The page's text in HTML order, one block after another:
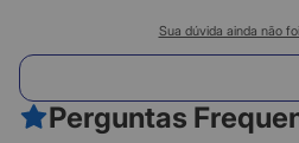
0
Sua dúvida ainda não
Perguntas